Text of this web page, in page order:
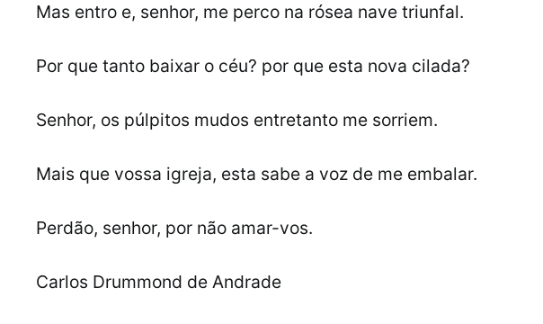
Mas entro e, senhor, me perco na rósea nave triunfal.
Por que tanto baixar o céu? por que esta nova cilada?
Senhor, os púlpitos mudos entretanto me sorriem.
Mais que vossa igreja, esta sabe a voz de me embalar.
Perdão, senhor, por não amar-vos.
Carlos Drummond de Andrade